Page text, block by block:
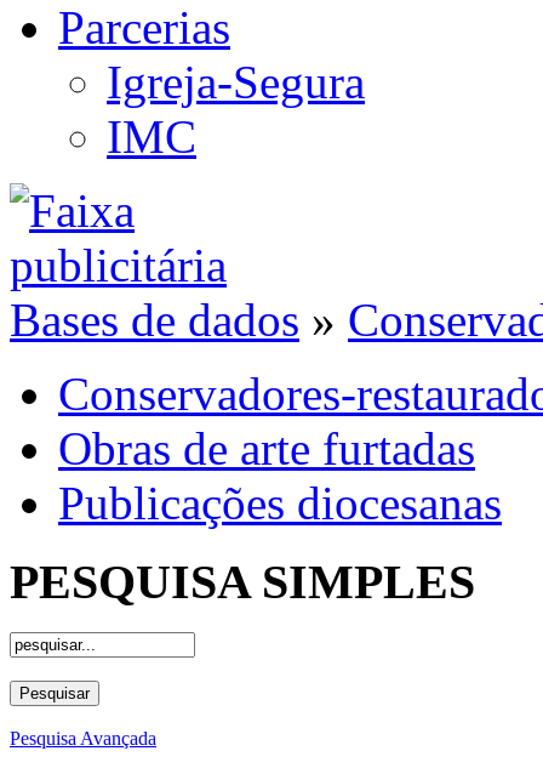
Parcerias
Igreja-Segura
IMC
Bases de dados »
Conservadores-
Obras de arte furtadas
Publicações diocesanas
PESQUISA SIMPLES
Pesquisa Avançada